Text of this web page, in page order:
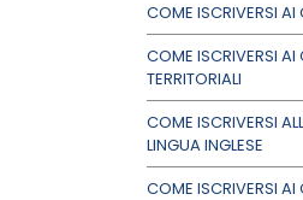
COME ISCRIVERSI AI
COME ISCRIVERSI AI
TERRITORIALI
COME ISCRIVERSI
LINGUA INGLESE
COME ISCRIVERSI AI